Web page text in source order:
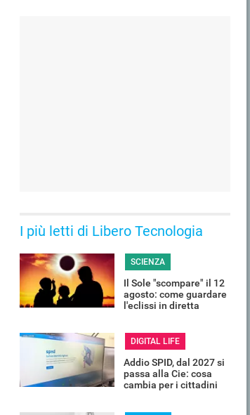
I più letti di Libero Tecnologia
SCIENZA
Il Sole "scompare" il 12
agosto: come guardare
l'eclissi in diretta
DIGITAL LIFE
Addio SPID, dal 2027 si
passa alla Cie: cosa
cambia per i cittadini